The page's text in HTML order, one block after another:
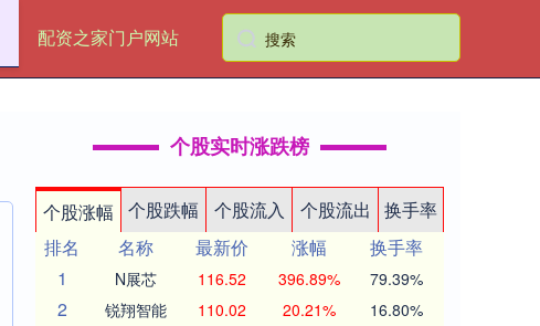
配资之家门户网站
个股实时涨跌榜
个股涨幅 个股跌幅 个股流入 个股流出
换手率
排名
名称 最新价 涨幅
换手率
1
N展芯 116.52 396.89% 79.39%
2 锐翔智能 110.02 20.21% 16.80%